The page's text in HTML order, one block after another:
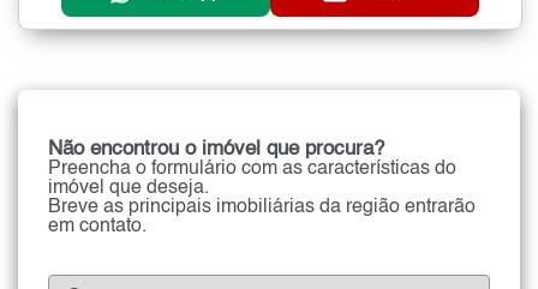
Não encontrou o imóvel que procura?
Preencha o formulário com as características do
imóvel que deseja.
Breve as principais imobiliárias da região entrarão
em contato.